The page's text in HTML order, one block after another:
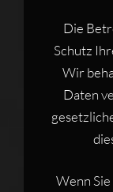
Die
Schutz
Wir
Daten
Wenn